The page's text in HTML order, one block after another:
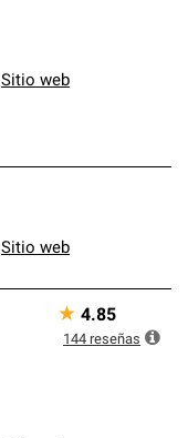
Sitio web
Sitio web
★ 4.85
144 reseñas